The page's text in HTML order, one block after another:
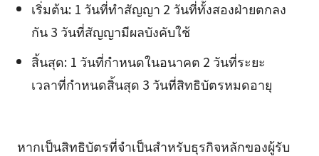
เริ่มต้น: 1 วันที่ทำสัญญา 2 วันที่ทั้งสองฝ่ายตกลง
กัน 3 วันที่สัญญามีผลบังคับใช้
สิ้นสุด: 1 วันที่กำหนดในอนาคต 2 วันที่ระยะ
เวลาที่กำหนดสิ้นสุด 3 วันที่สิทธิบัตรหมดอายุ
หากเป็นสิทธิบัตรที่จำเป็นสำหรับธุรกิจหลักของผู้รับ